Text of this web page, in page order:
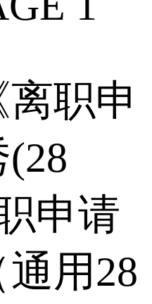
离职申
申请
用28